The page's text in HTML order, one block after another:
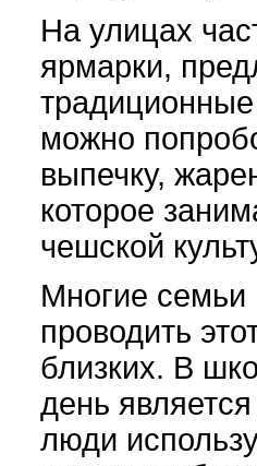
На улицах
ярмарки,
можно
выпечку,
которое
чешской
Многие семьи
проводить
близких. В
день
люди